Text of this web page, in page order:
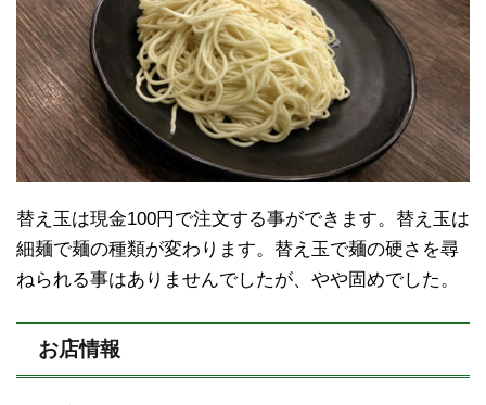
替え玉は現金100円で注文する事ができます。替え玉は
細麺で麺の種類が変わります。替え玉で麺の硬さを尋
ねられる事はありませんでしたが、やや固めでした。
お店情報